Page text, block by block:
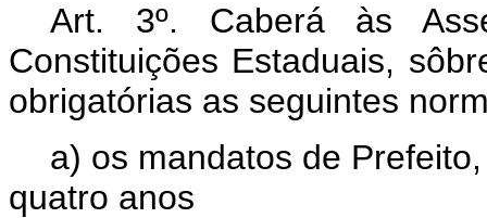
Art. 3º. Caberá às
Constituições Estaduais,
obrigatórias as seguintes
a) os mandatos de
quatro anos